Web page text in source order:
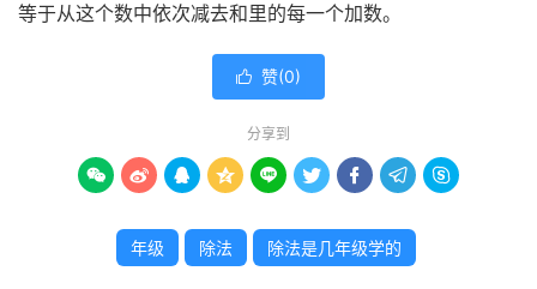
等于从这个数中依次减去和里的每一个加数。
 赞(0)
分享到
        
年级 除法 除法是几年级学的